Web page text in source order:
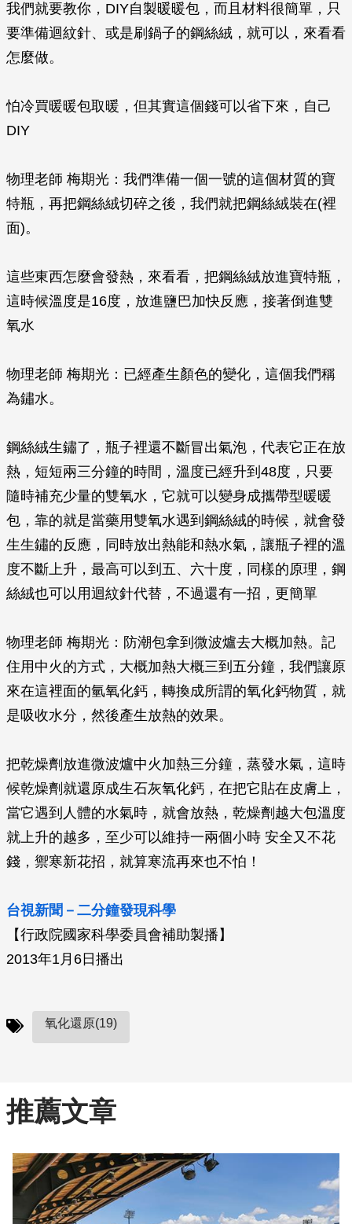
我們就要教你，DIY自製暖暖包，而且材料很簡單，只
要準備迴紋針、或是刷鍋子的鋼絲絨，就可以，來看看
怎麼做。
怕冷買暖暖包取暖，但其實這個錢可以省下來，自己
DIY
物理老師 梅期光：我們準備一個一號的這個材質的寶
特瓶，再把鋼絲絨切碎之後，我們就把鋼絲絨裝在(裡
面)。
這些東西怎麼會發熱，來看看，把鋼絲絨放進寶特瓶，
這時候溫度是16度，放進鹽巴加快反應，接著倒進雙
氧水
物理老師 梅期光：已經產生顏色的變化，這個我們稱
為鏽水。
鋼絲絨生鏽了，瓶子裡還不斷冒出氣泡，代表它正在放
熱，短短兩三分鐘的時間，溫度已經升到48度，只要
隨時補充少量的雙氧水，它就可以變身成攜帶型暖暖
包，靠的就是當藥用雙氧水遇到鋼絲絨的時候，就會發
生生鏽的反應，同時放出熱能和熱水氣，讓瓶子裡的溫
度不斷上升，最高可以到五、六十度，同樣的原理，鋼
絲絨也可以用迴紋針代替，不過還有一招，更簡單
物理老師 梅期光：防潮包拿到微波爐去大概加熱。記
住用中火的方式，大概加熱大概三到五分鐘，我們讓原
來在這裡面的氫氧化鈣，轉換成所謂的氧化鈣物質，就
是吸收水分，然後產生放熱的效果。
把乾燥劑放進微波爐中火加熱三分鐘，蒸發水氣，這時
候乾燥劑就還原成生石灰氧化鈣，在把它貼在皮膚上，
當它遇到人體的水氣時，就會放熱，乾燥劑越大包溫度
就上升的越多，至少可以維持一兩個小時 安全又不花
錢，禦寒新花招，就算寒流再來也不怕！
台視新聞－二分鐘發現科學
【行政院國家科學委員會補助製播】
2013年1月6日播出
氧化還原(19)
推薦文章